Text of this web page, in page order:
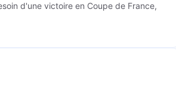
d'une victoire en Coupe de France,